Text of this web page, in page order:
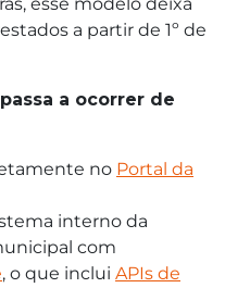
esse modelo deixa
a partir de 1º de
a ocorrer de
no Portal da
interno da
com
, o que inclui APIs de